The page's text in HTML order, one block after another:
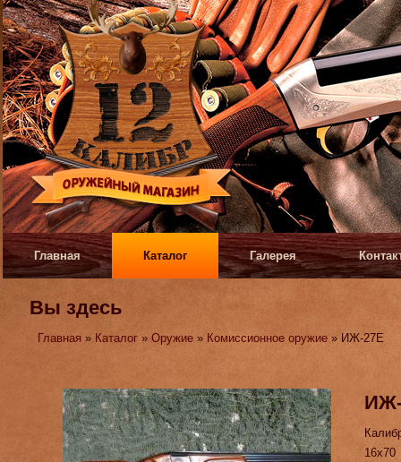
Главная Каталог Галерея
Вы здесь
Главная » Каталог »Оружие » Комиссионное оружие » ИЖ-27Е
16х70